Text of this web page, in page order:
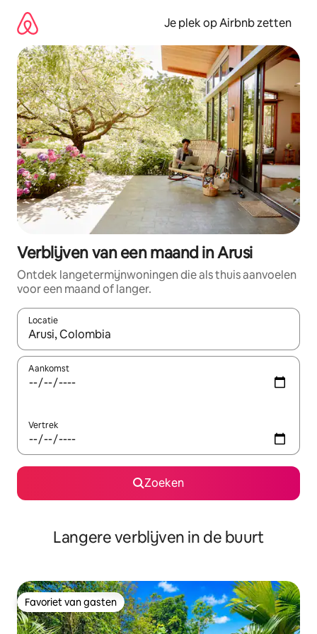
direct
naar
inhoud
Je plek op Airbnb zetten
Verblijven van een maand in Arusi
Ontdek langetermijnwoningen die als thuis aanvoelen
voor een maand of langer.
Locatie
Wanneer er resultaten beschikbaar zijn, maak je een keuze
Aankomst
Vertrek
Zoeken
Langere verblijven in de buurt
Favoriet van gasten
Favoriet van gasten